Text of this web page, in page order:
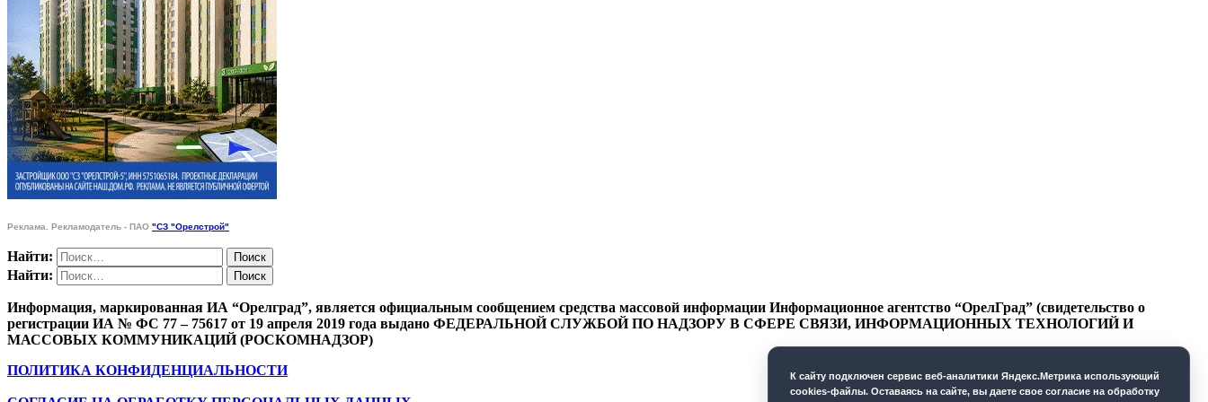
Реклама. Рекламодатель - ПАО "СЗ "Орелстрой"
Найти:
Найти:
Информация, маркированная ИА “Орелград”, является официальным сообщением средства массовой информации Информационное агентство “ОрелГрад” (свидетельство о
регистрации ИА № ФС 77 – 75617 от 19 апреля 2019 года выдано ФЕДЕРАЛЬНОЙ СЛУЖБОЙ ПО НАДЗОРУ В СФЕРЕ СВЯЗИ, ИНФОРМАЦИОННЫХ ТЕХНОЛОГИЙ И
МАССОВЫХ КОММУНИКАЦИЙ (РОСКОМНАДЗОР)
ПОЛИТИКА КОНФИДЕНЦИАЛЬНОСТИ
К cайту подключен сервис веб-аналитики Яндекс.Метрика использующий
cookies-файлы. Оставаясь на сайте, вы даете свое согласие на обработку